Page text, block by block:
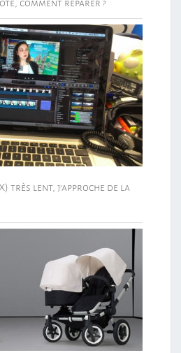
comment réparer ?
très lent, j’approche de la